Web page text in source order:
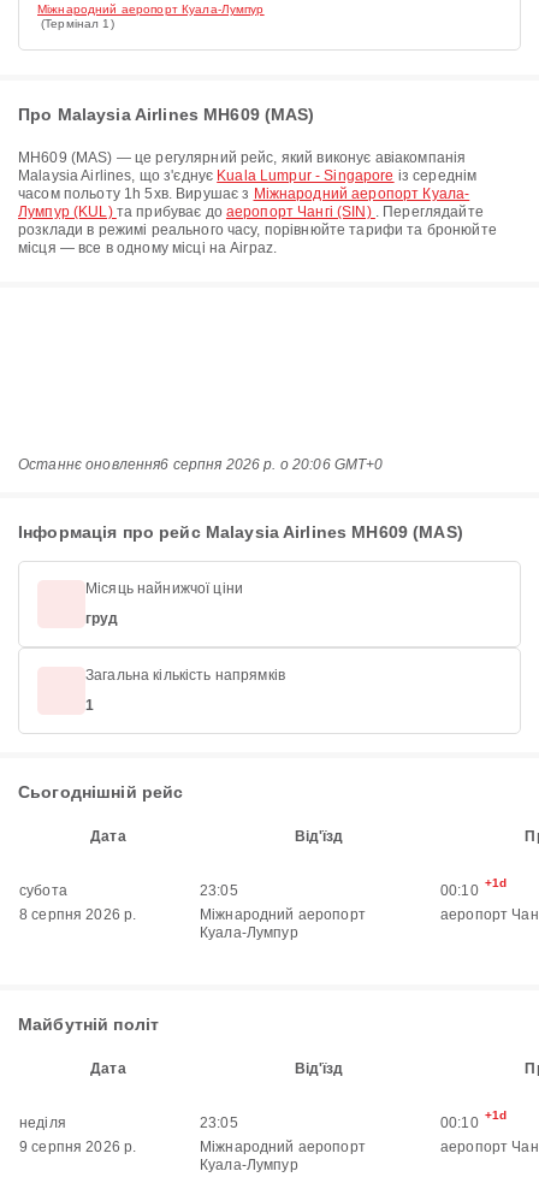
Міжнародний аеропорт Куала-Лумпур
(Термінал 1)
Про Malaysia Airlines MH609 (MAS)
MH609 (MAS) — це регулярний рейс, який виконує авіакомпанія
Malaysia Airlines, що з'єднує Kuala Lumpur - Singapore із середнім
часом польоту 1h 5хв. Вирушає з Міжнародний аеропорт Куала-
Лумпур (KUL) та прибуває до аеропорт Чангі (SIN) . Переглядайте
розклади в режимі реального часу, порівнюйте тарифи та бронюйте
місця — все в одному місці на Airpaz.
Останнє оновлення6 серпня 2026 р. о 20:06 GMT+0
Інформація про рейс Malaysia Airlines MH609 (MAS)
Місяць найнижчої ціни
груд
Загальна кількість напрямків
1
Сьогоднішній рейс
Дата Від'їзд
субота
8 серпня 2026 р.
23:05
Міжнародний аеропорт
Куала-Лумпур
00:10 +1d
аеропорт
Майбутній політ
Дата Від'їзд
неділя
9 серпня 2026 р.
23:05
Міжнародний аеропорт
Куала-Лумпур
00:10 +1d
аеропорт